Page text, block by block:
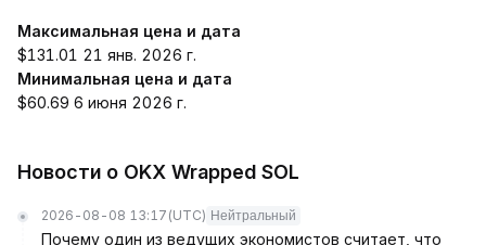
Максимальная цена и дата
$131.01 21 янв. 2026 г.
Минимальная цена и дата
$60.69 6 июня 2026 г.
Новости о OKX Wrapped SOL
2026-08-08 13:17 (UTC) Нейтральный
Почему один из ведущих экономистов считает, что